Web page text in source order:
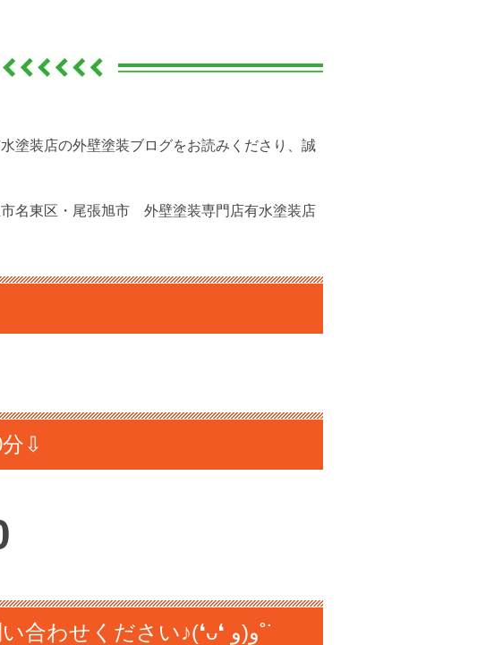
塗装店の外壁塗装ブログをお読みくださり、誠
名東区・尾張旭市 外壁塗装専門店有水塗装店
⇩
⇩お見積りは無料で行っておりますのでお気軽にお問い合わせください♪(❛ᴗ❛ و(و˚˙